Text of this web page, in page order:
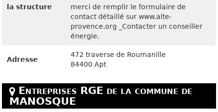
la structure
merci de remplir le formulaire de
contact détaillé sur www.alte-
provence.org _Contacter un conseiller
énergie.
Adresse
472 traverse de Roumanille
84400 Apt
Entreprises RGE de la commune de
MANOSQUE